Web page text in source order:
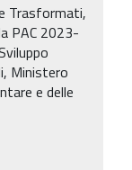
Trasformati,
PAC 2023-
Ministero
e delle